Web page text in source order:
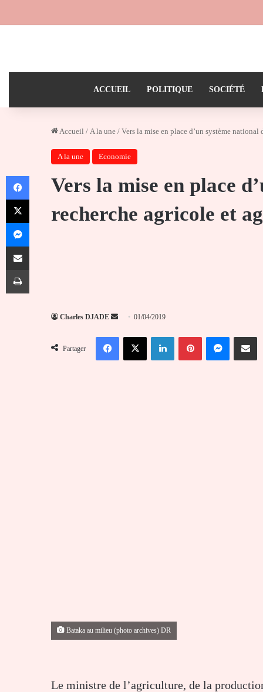
ACCUEIL POLITIQUE SOCIÉTÉ
Accueil / A la une / Vers la mise en place d’un système
A la une Economie
Vers la mise en place
recherche agricole et
Charles DJADE
Envoyer
courriel
01/04/2019
Partager
FacebookX LinkedinPinterestMessenger
Bataka au milieu (photo archives) DR
Le ministre de l’agriculture, de la
Facebook
X
Messenger
Partager par email